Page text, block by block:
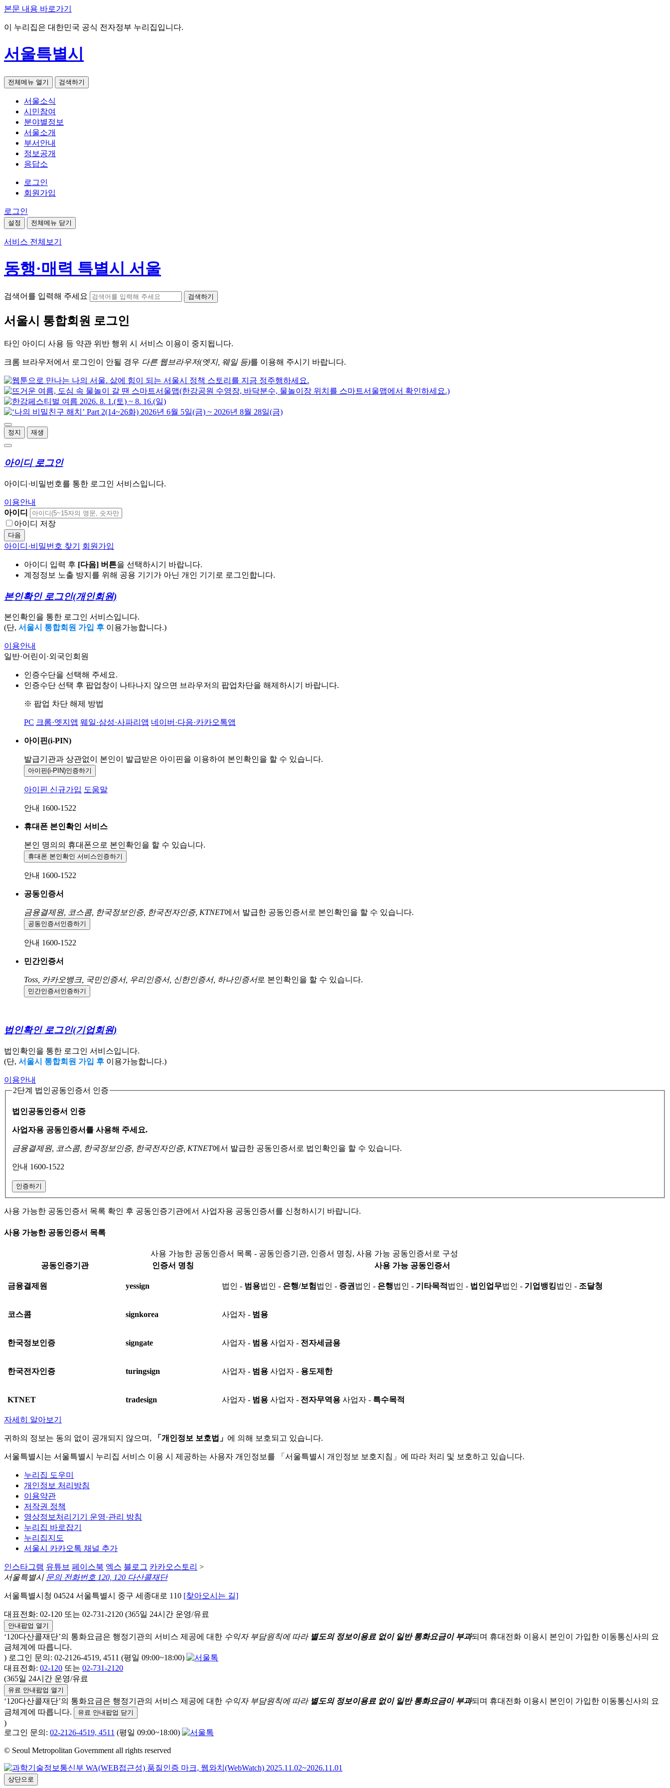
본문 내용 바로가기
이 누리집은 대한민국 공식 전자정부 누리집입니다.
서울특별시
전체메뉴 열기 검색하기
서울소식
시민참여
분야별정보
서울소개
부서안내
정보공개
응답소
로그인
회원가입
로그인
설정 전체메뉴 닫기
서비스 전체보기
동행·매력 특별시 서울
검색어를 입력해 주세요 검색하기
서울시 통합회원 로그인
타인 아이디 사용 등 약관 위반 행위 시 서비스 이용이 중지됩니다.
크롬 브라우저에서 로그인이 안될 경우 다른 웹브라우저(엣지, 웨일 등)를 이용해 주시기 바랍니다.
정지 재생
아이디 로그인
아이디·비밀번호를 통한 로그인 서비스입니다.
이용안내
아이디
아이디 저장
다음
아이디·비밀번호 찾기 회원가입
아이디 입력 후 [다음] 버튼을 선택하시기 바랍니다.
계정정보 노출 방지를 위해 공용 기기가 아닌 개인 기기로 로그인합니다.
본인확인 로그인(개인회원)
본인확인을 통한 로그인 서비스입니다.
(단, 서울시 통합회원 가입 후 이용가능합니다.)
이용안내
일반·어린이·외국인회원
인증수단을 선택해 주세요.
인증수단 선택 후 팝업창이 나타나지 않으면 브라우저의 팝업차단을 해제하시기 바랍니다.
※ 팝업 차단 해제 방법
PC 크롬·엣지앱 웨일·삼성·사파리앱 네이버·다음·카카오톡앱
아이핀(i-PIN)
발급기관과 상관없이 본인이 발급받은 아이핀을 이용하여 본인확인을 할 수 있습니다.
아이핀(i-PIN)인증하기
아이핀 신규가입 도움말
안내 1600-1522
휴대폰 본인확인 서비스
본인 명의의 휴대폰으로 본인확인을 할 수 있습니다.
휴대폰 본인확인 서비스인증하기
안내 1600-1522
공동인증서
금융결제원, 코스콤, 한국정보인증, 한국전자인증, KTNET에서 발급한 공동인증서로 본인확인을 할 수 있습니다.
공동인증서 인증하기
안내 1600-1522
민간인증서
Toss, 카카오뱅크, 국민인증서, 우리인증서, 신한인증서, 하나인증서로 본인확인을 할 수 있습니다.
민간인증서 인증하기
법인확인 로그인(기업회원)
법인확인을 통한 로그인 서비스입니다.
(단, 서울시 통합회원 가입 후 이용가능합니다.)
이용안내
2단계 법인공동인증서 인증
법인공동인증서 인증
사업자용 공동인증서를 사용해 주세요.
금융결제원, 코스콤, 한국정보인증, 한국전자인증, KTNET에서 발급한 공동인증서로 법인확인을 할 수 있습니다.
안내 1600-1522
인증하기
사용 가능한 공동인증서 목록 확인 후 공동인증기관에서 사업자용 공동인증서를 신청하시기 바랍니다.
사용 가능한 공동인증서 목록
사용 가능한 공동인증서 목록 - 공동인증기관, 인증서 명칭, 사용 가능 공동인증서로 구성
공동인증기관
인증서 명칭 사용 가능 공동인증서
금융결제원 yessign 법인 - 범용법인 - 은행/보험 법인 - 증권 법인 - 은행법인 - 기타목적 법인 - 법인업무법인 - 기업뱅킹법인 - 조달청
코스콤 signkorea 사업자 - 범용
한국정보인증 signgate 사업자 - 범용 사업자 - 전자세금용
한국전자인증 turingsign 사업자 - 범용 사업자 - 용도제한
KTNET tradesign 사업자 - 범용 사업자 - 전자무역용 사업자 - 특수목적
자세히 알아보기
귀하의 정보는 동의 없이 공개되지 않으며, 「개인정보 보호법」 에 의해 보호되고 있습니다.
서울특별시는 서울특별시 누리집 서비스 이용 시 제공하는 사용자 개인정보를 「서울특별시 개인정보 보호지침」에 따라 처리 및 보호하고 있습니다.
누리집 도우미
개인정보 처리방침
이용약관
저작권 정책
영상정보처리기기 운영·관리 방침
누리집 바로잡기
누리집지도
서울시 카카오톡 채널 추가
인스타그램 유튜브 페이스북 엑스 블로그 카카오스토리 >
서울특별시 문의 전화번호 120, 120 다산콜재단
서울특별시청 04524 서울특별시 중구 세종대로 110 [찾아오시는 길]
대표전화: 02-120 또는 02-731-2120 (365일 24시간 운영/유료
안내팝업 열기
‘120다산콜재단’의 통화요금은 행정기관의 서비스 제공에 대한 수익자 부담원칙에 따라 별도의 정보이용료 없이 일반 통화요금이 부과되며 휴대전화 이용시 본인이 가입한 이동통신사의 요
금체계에 따릅니다.
) 로그인 문의: 02-2126-4519, 4511 (평일 09:00~18:00)
대표전화: 02-120 또는 02-731-2120
(365일 24시간 운영/유료
유료 안내팝업 열기
‘120다산콜재단’의 통화요금은 행정기관의 서비스 제공에 대한 수익자 부담원칙에 따라 별도의 정보이용료 없이 일반 통화요금이 부과되며 휴대전화 이용시 본인이 가입한 이동통신사의 요
금체계에 따릅니다.
유료 안내팝업 닫기
)
로그인 문의: 02-2126-4519, 4511 (평일 09:00~18:00)
© Seoul Metropolitan Government all rights reserved
상단으로